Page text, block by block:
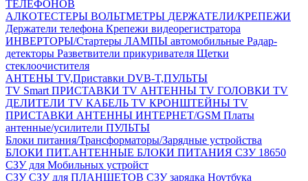
ТЕЛЕФОНОВ
АЛКОТЕСТЕРЫ ВОЛЬТМЕТРЫ ДЕРЖАТЕЛИ/КРЕПЕЖИ
Держатели телефона Крепежи видеорегистратора
ИНВЕРТОРЫ/Стартеры ЛАМПЫ автомобильные Радар-
детекторы Разветвители прикуривателя Щетки
стеклоочистителя
АНТЕНЫ ТV,Приставки DVB-T,ПУЛЬТЫ
TV Smart ПРИСТАВКИ TV АНТЕННЫ TV ГОЛОВКИ TV
ДЕЛИТЕЛИ TV КАБЕЛЬ TV КРОНШТЕЙНЫ TV
ПРИСТАВКИ АНТЕННЫ ИНТЕРНЕТ/GSM Платы
антенные/усилители ПУЛЬТЫ
Блоки питания/Трансформаторы/Зарядные устройства
БЛОКИ ПИТ.АНТЕННЫЕ БЛОКИ ПИТАНИЯ СЗУ 18650
СЗУ для Мобильных устройст
СЗУСЗУ для ПЛАНШЕТОВ СЗУ зарядка Ноутбука